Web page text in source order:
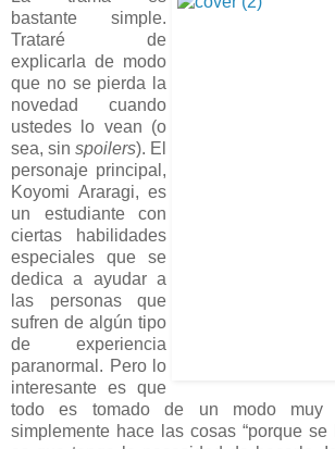
bastante simple.
Trataré de
explicarla de modo
que no se pierda la
novedad cuando
ustedes lo vean (o
sea, sin spoilers). El
personaje principal,
Koyomi Araragi, es
un estudiante con
ciertas habilidades
especiales que se
dedica a ayudar a
las personas que
sufren de algún tipo
de experiencia
paranormal. Pero lo
interesante es que
todo es tomado de un modo muy
simplemente hace las cosas “porque